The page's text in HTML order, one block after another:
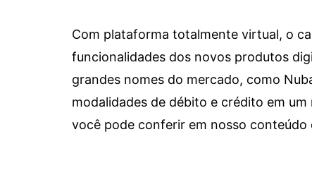
Com plataforma totalmente virtual, o
funcionalidades dos novos produtos
grandes nomes do mercado, como
modalidades de débito e crédito em
você pode conferir em nosso conteúdo